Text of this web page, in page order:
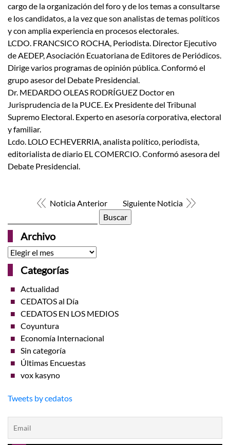
cargo de la organización del foro y de los temas a consultarse
e los candidatos, a la vez que son analistas de temas políticos
y con amplia experiencia en procesos electorales.
LCDO. FRANCSICO ROCHA, Periodista. Director Ejecutivo
de AEDEP, Asociación Ecuatoriana de Editores de Periódicos.
Dirige varios programas de opinión pública. Conformó el
grupo asesor del Debate Presidencial.
Dr. MEDARDO OLEAS RODRÍGUEZ Doctor en
Jurisprudencia de la PUCE. Ex Presidente del Tribunal
Supremo Electoral. Experto en asesoría corporativa, electoral
y familiar.
Lcdo. LOLO ECHEVERRIA, analista político, periodista,
editorialista de diario EL COMERCIO. Conformó asesora del
Debate Presidencial.
Noticia Anterior
Siguiente Noticia
Archivo
Archivo
Categorías
Actualidad
CEDATOS al Día
CEDATOS EN LOS MEDIOS
Coyuntura
Economía Internacional
Sin categoría
Últimas Encuestas
vox kasyno
Tweets by cedatos